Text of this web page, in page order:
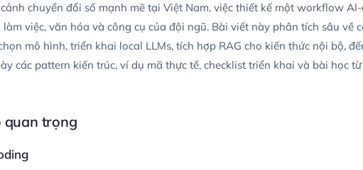
chuyển đổi số mạnh mẽ tại Việt Nam, việc thiết kế một workflow
việc, văn hóa và công cụ của đội ngũ. Bài viết này phân tích sâu về
mô hình, triển khai local LLMs, tích hợp RAG cho kiến thức nội bộ,
các pattern kiến trúc, ví dụ mã thực tế, checklist triển khai và bài học
quan trọng